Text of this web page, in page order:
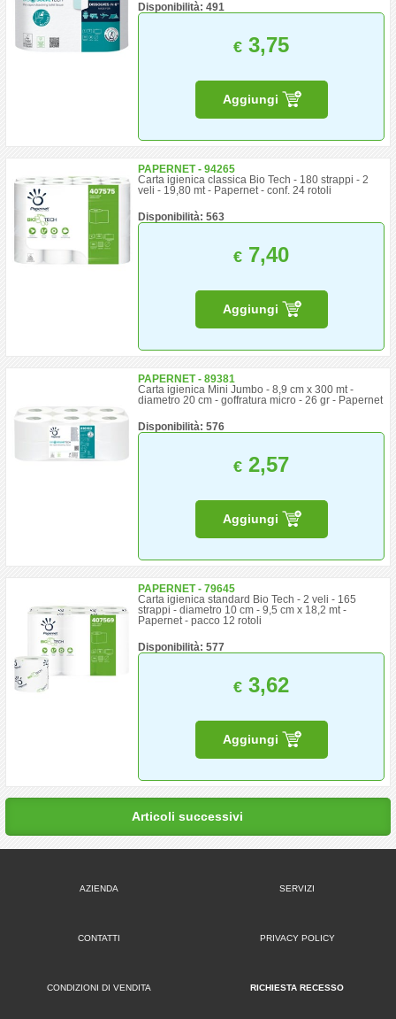
Disponibilità: 491
€ 3,75
Aggiungi
PAPERNET - 94265
Carta igienica classica Bio Tech - 180 strappi - 2
veli - 19,80 mt - Papernet - conf. 24 rotoli
Disponibilità: 563
€ 7,40
Aggiungi
PAPERNET - 89381
Carta igienica Mini Jumbo - 8,9 cm x 300 mt -
diametro 20 cm - goffratura micro - 26 gr - Papernet
Disponibilità: 576
€ 2,57
Aggiungi
PAPERNET - 79645
Carta igienica standard Bio Tech - 2 veli - 165
strappi - diametro 10 cm - 9,5 cm x 18,2 mt -
Papernet - pacco 12 rotoli
Disponibilità: 577
€ 3,62
Aggiungi
Articoli successivi
AZIENDA SERVIZI
CONTATTI PRIVACY POLICY
CONDIZIONI DI VENDITA RICHIESTA RECESSO